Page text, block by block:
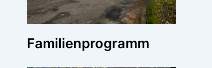
Familienprogramm